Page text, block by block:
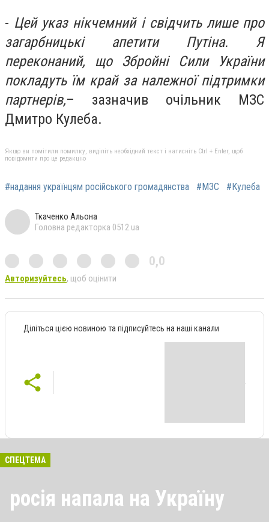
- Цей указ нікчемний і свідчить лише про
загарбницькі апетити Путіна. Я
переконаний, що Збройні Сили України
покладуть їм край за належної підтримки
партнерів,– зазначив очільник МЗС
Дмитро Кулеба.
Якщо ви помітили помилку, виділіть необхідний текст і натисніть Ctrl + Enter, щоб
повідомити про це редакцію
#надання українцям російського громадянства #МЗС #Кулеба
Ткаченко Альона
Головна редакторка 0512.ua
0,0
Авторизуйтесь, щоб оцінити
Діліться цією новиною та підписуйтесь на наші канали
СПЕЦТЕМА
росія напала на Україну